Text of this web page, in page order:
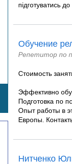
підготуватись
Обучение
Репетитор по
Стоимость
Эффективно
Подготовка по
Опыт работы в
Европы.
Нитченко